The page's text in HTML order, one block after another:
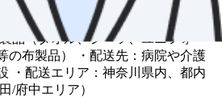
/ 4tトラック（テールゲートリフタ
品（タオル、シーツ、ユニフォー
の布製品） ・配送先：病院や介護
・配送エリア：神奈川県内、都内
/府中エリア）